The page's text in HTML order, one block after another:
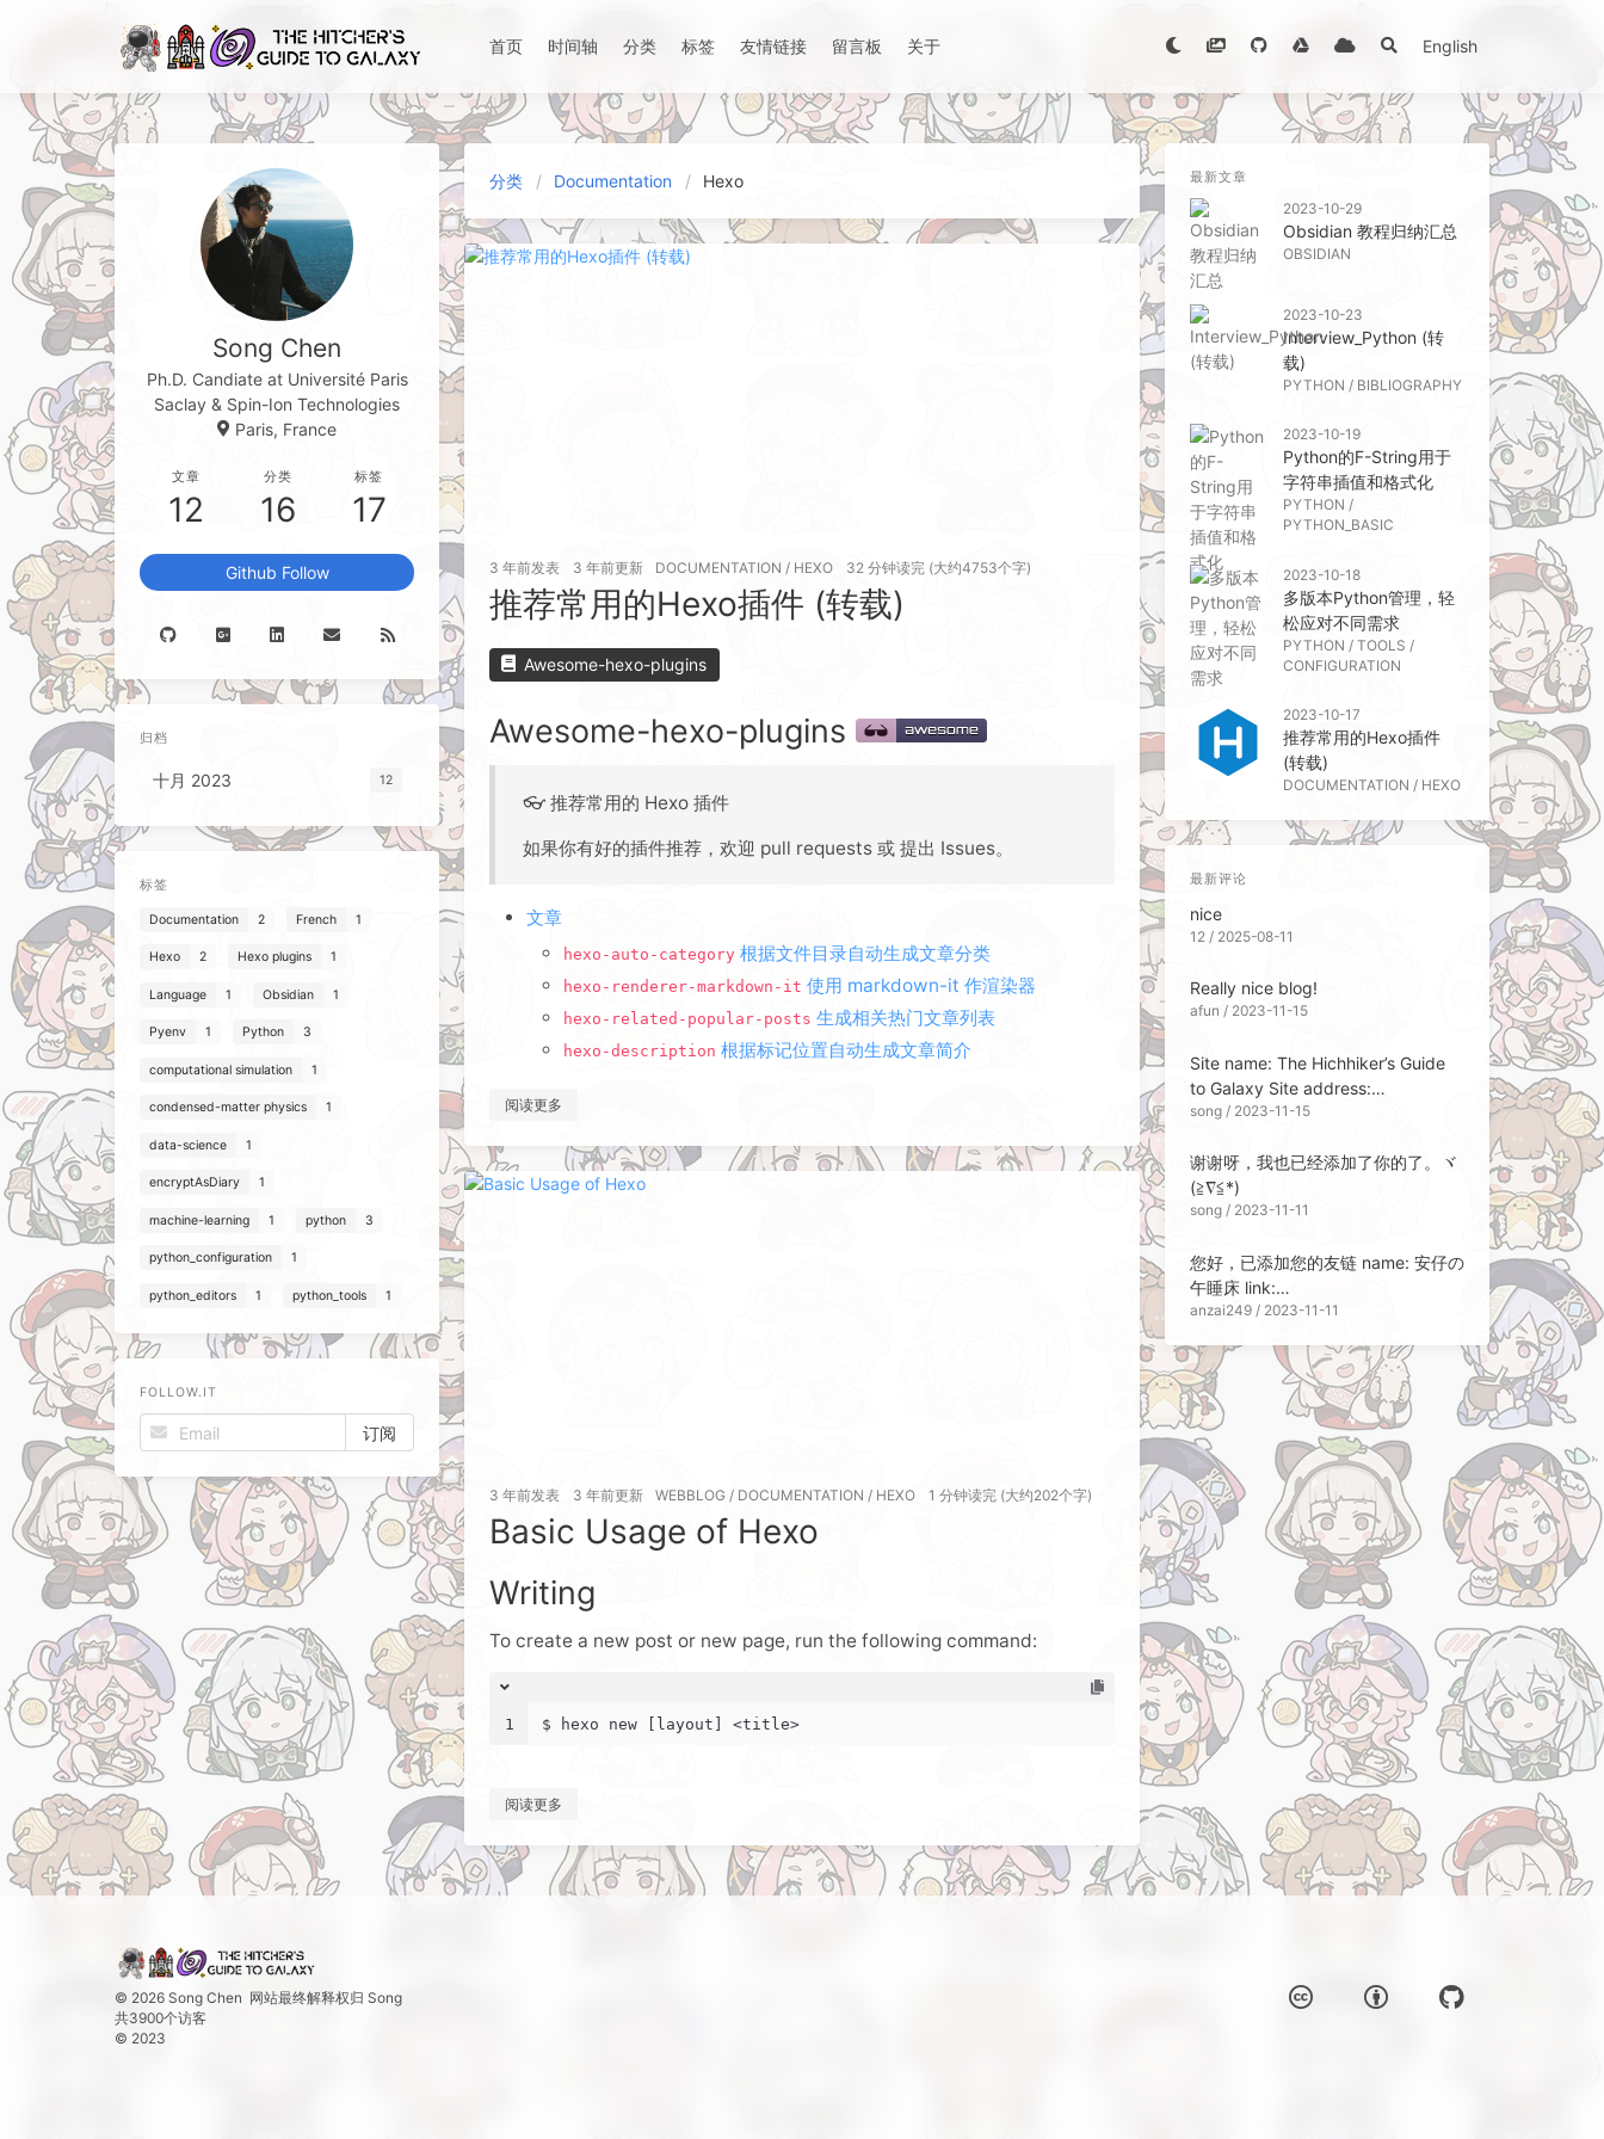
首页 时间轴 分类 标签 友情链接 留言板 关于 English
分类 Documentation Hexo
3 年前发表 3 年前更新 DOCUMENTATION / HEXO 32 分钟读完 (大约4753个字)
推荐常用的Hexo插件 (转载)
Awesome-hexo-plugins
Awesome-hexo-plugins
👓 推荐常用的 Hexo 插件
如果你有好的插件推荐，欢迎 pull requests 或 提出 Issues。
文章
hexo-auto-category根据文件目录自动生成文章分类
hexo-renderer-markdown-it 使用 markdown-it 作渲染器
hexo-related-popular-posts 生成相关热门文章列表
hexo-description 根据标记位置自动生成文章简介
阅读更多
3 年前发表 3 年前更新 WEBBLOG / DOCUMENTATION / HEXO 1 分钟读完 (大约202个字)
Basic Usage of Hexo
Writing
To create a new post or new page, run the following command:
1 $ hexo new [layout] <title>
阅读更多
Song Chen
Ph.D. Candiate at Université Paris
Saclay & Spin-Ion Technologies
Paris, France
文章
12
分类
16
标签
17
Github Follow
归档
十月 2023 12
标签
Documentation 2 French 1
Hexo 2 Hexo plugins 1
Language 1 Obsidian 1
Pyenv 1 Python 3
computational simulation 1
condensed-matter physics 1
data-science 1
encryptAsDiary 1
machine-learning 1 python 3
python_configuration 1
python_editors 1 python_tools 1
FOLLOW.IT
最新文章
2023-10-29
Obsidian 教程归纳汇总
OBSIDIAN
2023-10-23
Interview_Python (转
载)
PYTHON / BIBLIOGRAPHY
2023-10-19
Python的F-String用于
字符串插值和格式化
PYTHON /
PYTHON_BASIC
2023-10-18
多版本Python管理，轻
松应对不同需求
PYTHON / TOOLS /
CONFIGURATION
2023-10-17
推荐常用的Hexo插件
(转载)
DOCUMENTATION / HEXO
最新评论
nice
12 / 2025-08-11
Really nice blog!
afun / 2023-11-15
Site name: The Hichhiker’s Guide
to Galaxy Site address:
https://songchen.science/blog Site
Memorandum Site Avatar:
https://blo...
song / 2023-11-15
谢谢呀，我也已经添加了你的了。ヾ
(≧∇≦*)ゝ
song / 2023-11-11
您好，已添加您的友链 name: 安仔の
午睡床 link:
https://anzai.sleepingbed.top/
呗 avatar:
https://avatars.githubusercontent.
com/u/32564494
anzai249 / 2023-11-11
© 2026 Song Chen 网站最终解释权归 Song
共3900个访客
© 2023